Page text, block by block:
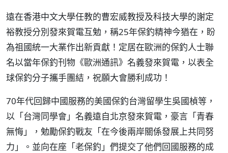
遠在香港中文大學任教的曹宏威教授及科技大學的謝定
裕教授分別發來賀電互勉，稱25年保釣精神今猶在，盼
為祖國統一大業作出新貢獻！定居在歐洲的保釣人士聯
名以當年保釣刊物《歐洲通訊》名義發來賀電，以表全
球保釣分子攜手團結，祝願大會勝利成功！
70年代回歸中國服務的美國保釣台灣留學生吳國楨等，
以「台灣同學會」名義遠自北京發來賀電，豪言「青春
無悔」，勉勵保釣戰友「在今後兩岸關係發展上共同努
力」。並向在座「老保釣」們提交了他們回國服務的成